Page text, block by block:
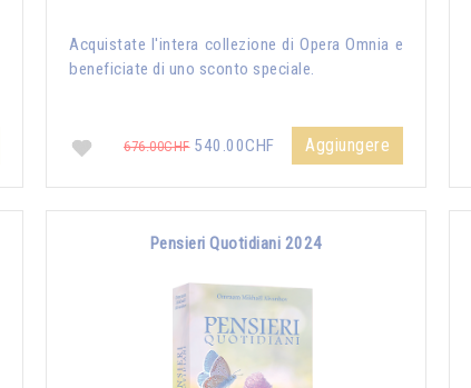
Acquistate l'intera collezione di Opera Omnia e
beneficiate di uno sconto speciale.
676.00CHF540.00CHF Aggiungere
Pensieri Quotidiani 2024